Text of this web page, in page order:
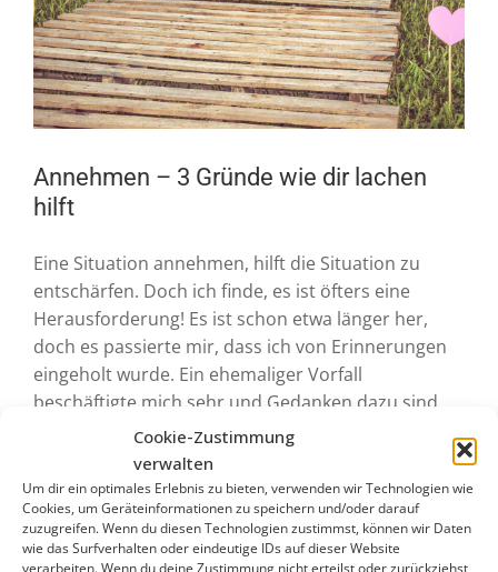
Cookie-Zustimmung
verwalten
Um dir ein optimales Erlebnis zu bieten, verwenden wir Technologien wie
Cookies, um Geräteinformationen zu speichern und/oder darauf
zuzugreifen. Wenn du diesen Technologien zustimmst, können wir Daten
wie das Surfverhalten oder eindeutige IDs auf dieser Website
verarbeiten. Wenn du deine Zustimmung nicht erteilst oder zurückziehst,
Annehmen – 3 Gründe wie dir lachen
hilft
Eine Situation annehmen, hilft die Situation zu
entschärfen. Doch ich finde, es ist öfters eine
Herausforderung! Es ist schon etwa länger her,
doch es passierte mir, dass ich von Erinnerungen
eingeholt wurde. Ein ehemaliger Vorfall
beschäftigte mich sehr und Gedanken dazu sind
immer wieder aufgepoppt. Es ergeben sich
zusätzlich ein paar Fragen: […]
Januar 17th, 2019 | 0 Kommentare
Weiterlesen